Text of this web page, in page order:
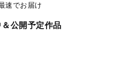
速でお届け
＆公開予定作品